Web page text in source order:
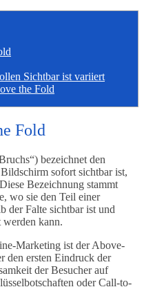
Sichtbar ist variiert
the Fold
Fold
bezeichnet den
sofort sichtbar ist,
Bezeichnung stammt
wo sie den Teil einer
der Falte sichtbar ist und
werden kann.
Marketing ist der Above-
den ersten Eindruck der
der Besucher auf
oder Call-to-